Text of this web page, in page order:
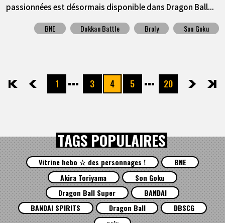
passionnées est désormais disponible dans Dragon Ball...
BNE Dokkan Battle Broly Son Goku
先頭 前へ1 3 4 5 20次へ最後
TAGS POPULAIRES
Vitrine hebo ☆ des personnages !
BNE
Akira Toriyama
Son Goku
Dragon Ball Super
BANDAI
BANDAI SPIRITS
Dragon Ball
DBSCG